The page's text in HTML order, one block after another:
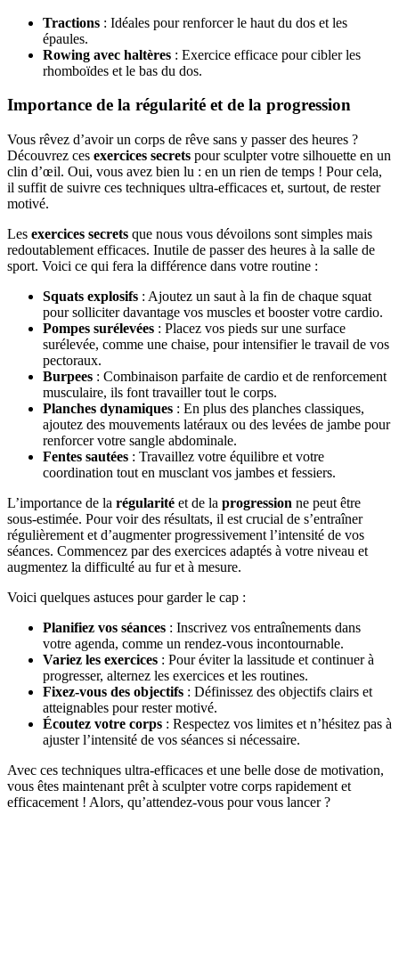
Tractions : Idéales pour renforcer le haut du dos et les
épaules.
Rowing avec haltères : Exercice efficace pour cibler les
rhomboïdes et le bas du dos.
Importance de la régularité et de la progression
Vous rêvez d’avoir un corps de rêve sans y passer des heures ?
Découvrez ces exercices secrets pour sculpter votre silhouette en un
clin d’œil. Oui, vous avez bien lu : en un rien de temps ! Pour cela,
il suffit de suivre ces techniques ultra-efficaces et, surtout, de rester
motivé.
Les exercices secrets que nous vous dévoilons sont simples mais
redoutablement efficaces. Inutile de passer des heures à la salle de
sport. Voici ce qui fera la différence dans votre routine :
Squats explosifs : Ajoutez un saut à la fin de chaque squat
pour solliciter davantage vos muscles et booster votre cardio.
Pompes surélevées : Placez vos pieds sur une surface
surélevée, comme une chaise, pour intensifier le travail de vos
pectoraux.
Burpees : Combinaison parfaite de cardio et de renforcement
musculaire, ils font travailler tout le corps.
Planches dynamiques : En plus des planches classiques,
ajoutez des mouvements latéraux ou des levées de jambe pour
renforcer votre sangle abdominale.
Fentes sautées : Travaillez votre équilibre et votre
coordination tout en musclant vos jambes et fessiers.
L’importance de la régularité et de la progression ne peut être
sous-estimée. Pour voir des résultats, il est crucial de s’entraîner
régulièrement et d’augmenter progressivement l’intensité de vos
séances. Commencez par des exercices adaptés à votre niveau et
augmentez la difficulté au fur et à mesure.
Voici quelques astuces pour garder le cap :
Planifiez vos séances : Inscrivez vos entraînements dans
votre agenda, comme un rendez-vous incontournable.
Variez les exercices : Pour éviter la lassitude et continuer à
progresser, alternez les exercices et les routines.
Fixez-vous des objectifs : Définissez des objectifs clairs et
atteignables pour rester motivé.
Écoutez votre corps : Respectez vos limites et n’hésitez pas à
ajuster l’intensité de vos séances si nécessaire.
Avec ces techniques ultra-efficaces et une belle dose de motivation,
vous êtes maintenant prêt à sculpter votre corps rapidement et
efficacement ! Alors, qu’attendez-vous pour vous lancer ?